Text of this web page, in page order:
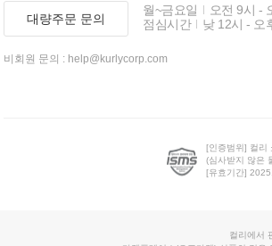
대량주문 문의
월~금요일
오전 9시 -
점심시간
낮 12시 - 오
비회원 문의 : help@kurlycorp.com
[인증범위] 컬리
(심사받지 않은
[유효기간]
컬리에서